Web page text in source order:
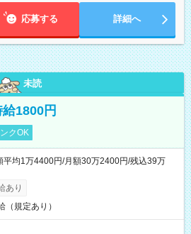
※曜日固定（毎週同じ曜日勤務）
応募する 詳細へ
未読
1800円
クOK
均1万4400円/月額30万2400円/残込39万
あり
（規定あり）